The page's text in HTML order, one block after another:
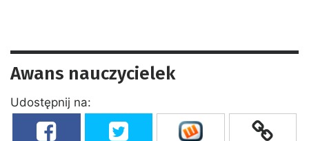
Awans nauczycielek
Udostępnij na: